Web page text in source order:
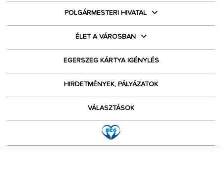
POLGÁRMESTERI HIVATAL
ÉLET A VÁROSBAN
EGERSZEG KÁRTYA IGÉNYLÉS
HIRDETMÉNYEK, PÁLYÁZATOK
VÁLASZTÁSOK